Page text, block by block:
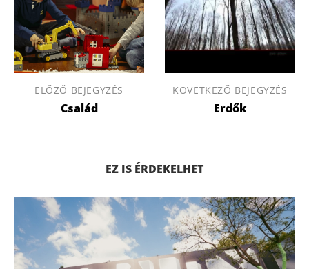
ELŐZŐ BEJEGYZÉS
Család
KÖVETKEZŐ BEJEGYZÉS
Erdők
EZ IS ÉRDEKELHET